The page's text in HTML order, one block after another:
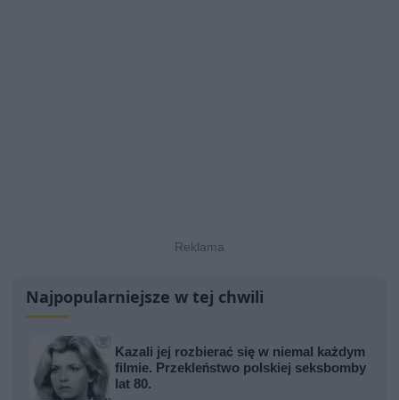
Najpopularniejsze w tej chwili
Kazali jej rozbierać się w niemal każdym
filmie. Przekleństwo polskiej seksbomby
lat 80.